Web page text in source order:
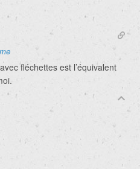
fléchettes est l’équivalent